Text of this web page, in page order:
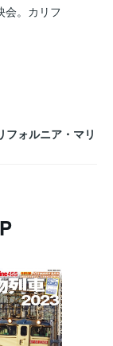
フォルニア・マリ